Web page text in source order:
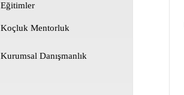
Eğitimler
Koçluk Mentorluk
Kurumsal Danışmanlık